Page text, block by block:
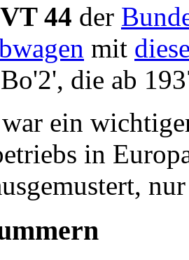
44 der
mit
Bo'2', die ab
war ein
in